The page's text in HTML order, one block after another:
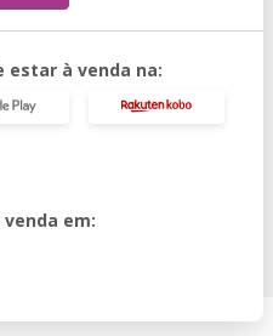
estar à venda na:
em: